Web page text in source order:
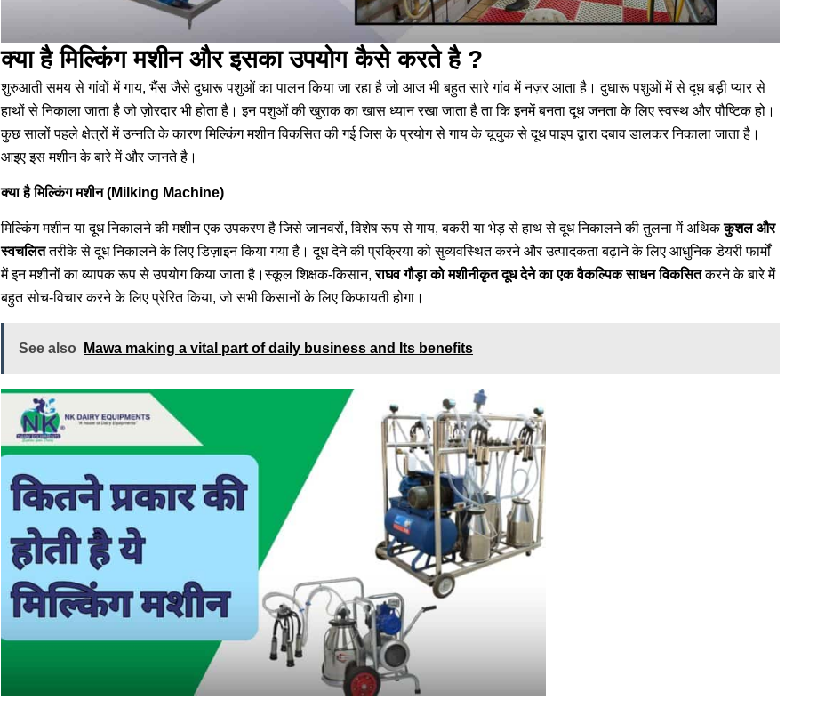
क्या है मिल्किंग मशीन और इसका उपयोग कैसे करते है ?
शुरुआती समय से गांवों में गाय, भैंस जैसेदुधारू पशुओं का पालन किया जा रहा है जो आज भी बहुत सारे गांव में नज़र आता है। दुधारू पशुओं में से दूध बड़ी प्यार से
हाथों से निकाला जाता है जो ज़ोरदार भी होता है। इन पशुओं की खुराक का खास ध्यान रखा जाता है ता कि इनमें बनता दूध जनता के लिए स्वस्थ और पौष्टिक हो।
कुछ सालों पहले क्षेत्रों में उन्नति के कारण मिल्किंग मशीन विकसित की गई जिस के प्रयोग से गाय के चूचुक से दूध पाइप द्वारा दबाव डालकर निकाला जाता है।
आइए इस मशीन के बारे में और जानते है।
क्या है मिल्किंग मशीन (Milking Machine)
मिल्किंग मशीन या दूध निकालने की मशीन एक उपकरण है जिसे जानवरों, विशेष रूप से गाय, बकरी या भेड़ से हाथ से दूध निकालने की तुलना में अथिककुशल और
स्वचलिततरीके से दूध निकालने के लिए डिज़ाइन किया गया है। दूध देने की प्रक्रिया को सुव्यवस्थित करने और उत्पादकता बढ़ाने के लिए आधुनिक डेयरी फार्मों
में इन मशीनों का व्यापक रूप से उपयोग किया जाता है।स्कूल शिक्षक-किसान, राघव गौड़ा को मशीनीकृत दूध देने का एक वैकल्पिक साधन विकसितकरने के बारे में
बहुत सोच-विचार करने के लिए प्रेरित किया, जो सभी किसानों के लिए किफायती होगा।
See also Mawa making a vital part of daily business and Its benefits